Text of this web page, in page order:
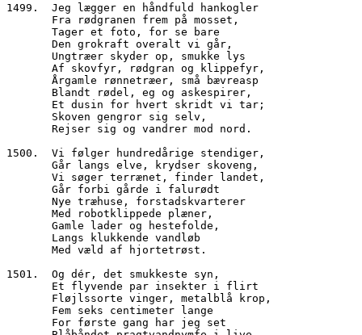
1499.  Jeg lægger en håndfuld hankogler
       Fra rødgranen frem på mosset,
       Tager et foto, for se bare
       Den grokraft overalt vi går,
       Ungtræer skyder op, smukke lys
       Af skovfyr, rødgran og klippefyr,
       Årgamle rønnetræer, små bævreasp
       Blandt rødel, eg og askespirer,
       Et dusin for hvert skridt vi tar;
       Skoven gengror sig selv,
       Rejser sig og vandrer mod nord.
1500.  Vi følger hundredårige stendiger,
       Går langs elve, krydser skoveng,
       Vi søger terrænet, finder landet,
       Går forbi gårde i falurødt
       Nye træhuse, forstadskvarterer
       Med robotklippede plæner,
       Gamle lader og hestefolde,
       Langs klukkende vandløb
       Med væld af hjortetrøst.
1501.  Og dér, det smukkeste syn,
       Et flyvende par insekter i flirt
       Fløjlssorte vinger, metalblå krop,
       Fem seks centimeter lange
       For første gang har jeg set